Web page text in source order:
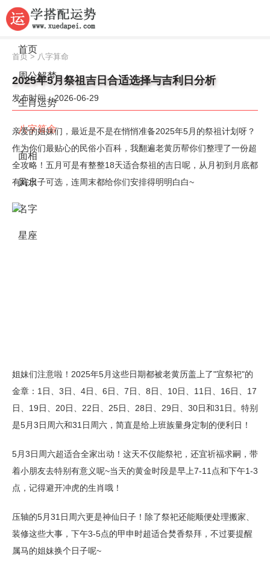
首页
周公解梦
生肖运势
八字算命
面相
风水
名字
星座
首页> 八字算命
2025年5月祭祖吉日合适选择与吉利日分析
发布时间：2026-06-29
亲爱的姐妹们，最近是不是在悄悄准备2025年5月的祭祖计划呀？
作为你们最贴心的民俗小百科，我翻遍老黄历帮你们整理了一份超
全攻略！五月可是有整整18天适合祭祖的吉日呢，从月初到月底都
有好日子可选，连周末都给你们安排得明明白白~
姐妹们注意啦！2025年5月这些日期都被老黄历盖上了"宜祭祀"的
金章：1日、3日、4日、6日、7日、8日、10日、11日、16日、17
日、19日、20日、22日、25日、28日、29日、30日和31日。特别
是5月3日周六和31日周六，简直是给上班族量身定制的便利日！
5月3日周六超适合全家出动！这天不仅能祭祀，还宜祈福求嗣，带
着小朋友去特别有意义呢~当天的黄金时段是早上7-11点和下午1-3
点，记得避开冲虎的生肖哦！
压轴的5月31日周六更是神仙日子！除了祭祀还能顺便处理搬家、
装修这些大事，下午3-5点的甲申时超适合焚香祭拜，不过要提醒
属马的姐妹换个日子呢~